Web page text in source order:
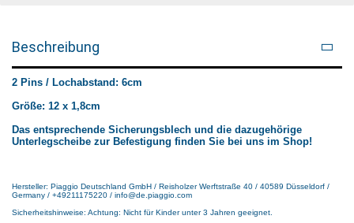
Beschreibung
2 Pins / Lochabstand: 6cm
Größe: 12 x 1,8cm
Das entsprechende Sicherungsblech und die dazugehörige
Unterlegscheibe zur Befestigung finden Sie bei uns im Shop!
Hersteller: Piaggio Deutschland GmbH / Reisholzer Werftstraße 40 / 40589 Düsseldorf /
Germany / +49211175220 / info@de.piaggio.com
Sicherheitshinweise: Achtung: Nicht für Kinder unter 3 Jahren geeignet.